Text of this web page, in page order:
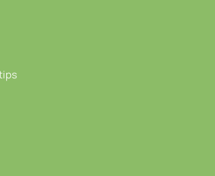
Video novērošanas kameras, Portatīvie